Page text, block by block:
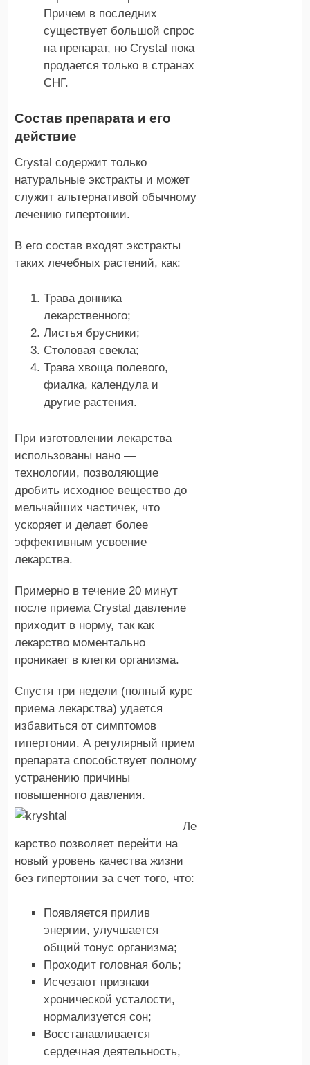
Причем в последних
существует большой спрос
на препарат, но Crystal пока
продается только в странах
СНГ.
Состав препарата и его
действие
Crystal содержит только
натуральные экстракты и может
служит альтернативой обычному
лечению гипертонии.
В его состав входят экстракты
таких лечебных растений, как:
Трава донника
лекарственного;
Листья брусники;
Столовая свекла;
Трава хвоща полевого,
фиалка, календула и
другие растения.
При изготовлении лекарства
использованы нано —
технологии, позволяющие
дробить исходное вещество до
мельчайших частичек, что
ускоряет и делает более
эффективным усвоение
лекарства.
Примерно в течение 20 минут
после приема Crystal давление
приходит в норму, так как
лекарство моментально
проникает в клетки организма.
Спустя три недели (полный курс
приема лекарства) удается
избавиться от симптомов
гипертонии. А регулярный прием
препарата способствует полному
устранению причины
повышенного давления.
Ле
карство позволяет перейти на
новый уровень качества жизни
без гипертонии за счет того, что:
Появляется прилив
энергии, улучшается
общий тонус организма;
Проходит головная боль;
Исчезают признаки
хронической усталости,
нормализуется сон;
Восстанавливается
сердечная деятельность,